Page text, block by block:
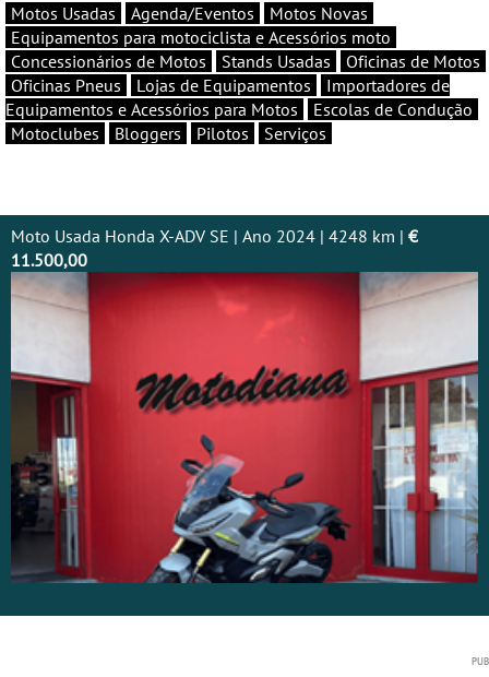
Motos Usadas Agenda/Eventos
Motos Novas
Equipamentos para motociclista e Acessórios moto
Concessionários de Motos
Stands Usadas
Oficinas de Motos
Oficinas Pneus
Lojas de Equipamentos
Importadores de
Equipamentos e Acessórios para Motos
Escolas de Condução
Motoclubes
Bloggers Pilotos Serviços
Moto Usada Honda X-ADV SE | Ano 2024 | 4248 km | €
11.500,00